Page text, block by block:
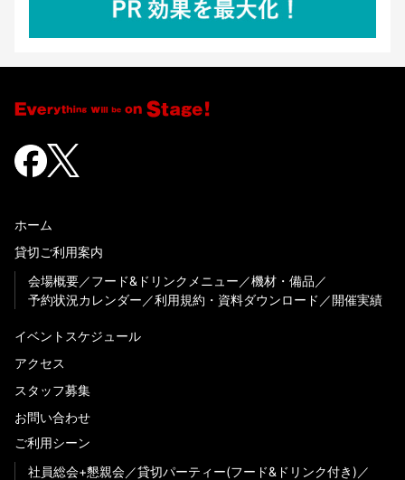
ホーム
貸切ご利用案内
会場概要
フード&ドリンクメニュー
機材・備品
予約状況カレンダー
利用規約・資料ダウンロード 開催実績
イベントスケジュール
アクセス
スタッフ募集
お問い合わせ
ご利用シーン
社員総会+懇親会
貸切パーティー(フード&ドリンク付き)